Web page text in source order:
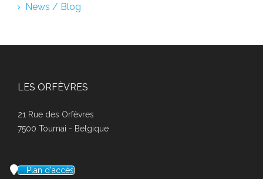
News / Blog
LES ORFÈVRES
21 Rue des Orfèvres
7500 Tournai - Belgique
Plan d'accès